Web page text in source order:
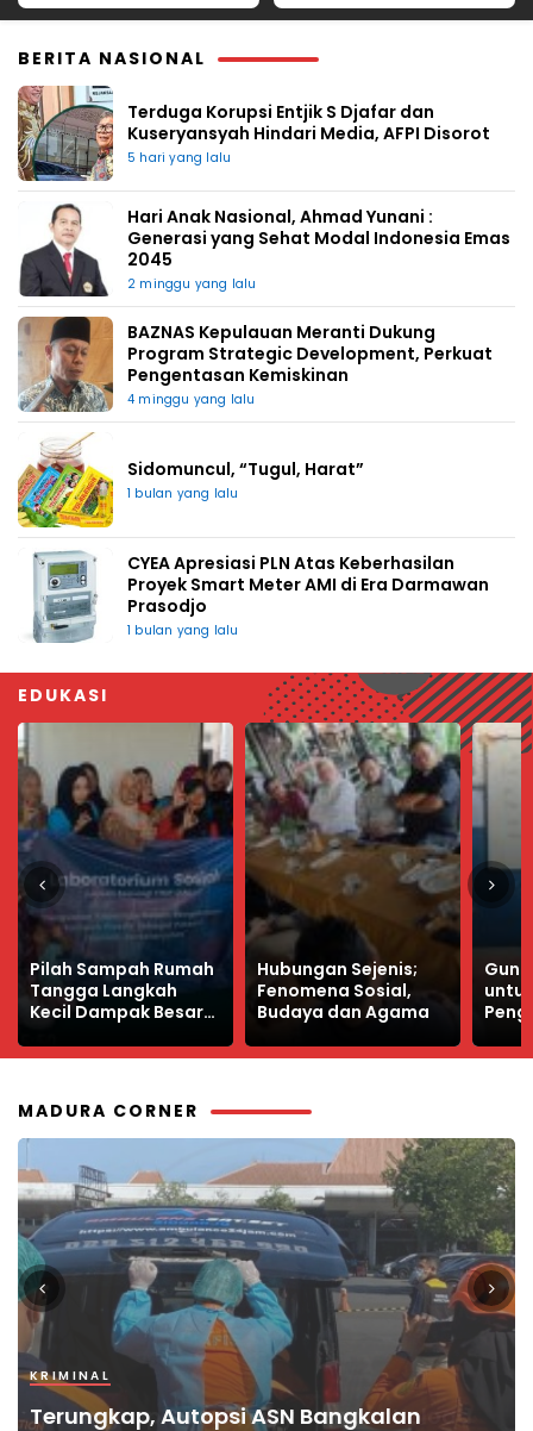
BERITA NASIONAL
Terduga Korupsi Entjik S Djafar dan
Kuseryansyah Hindari Media, AFPI Disorot
5 hari yang lalu
Hari Anak Nasional, Ahmad Yunani :
Generasi yang Sehat Modal Indonesia Emas
2045
2 minggu yang lalu
BAZNAS Kepulauan Meranti Dukung
Program Strategic Development, Perkuat
Pengentasan Kemiskinan
4 minggu yang lalu
Sidomuncul, “Tugul, Harat”
1 bulan yang lalu
CYEA Apresiasi PLN Atas Keberhasilan
Proyek Smart Meter AMI di Era Darmawan
Prasodjo
1 bulan yang lalu
EDUKASI
Hubungan Sejenis;
Fenomena Sosial,
Budaya dan Agama
Guna Materi PKWU
untuk SMK,
Pengantar Prakarya
Kelas XI
MADURA CORNER
KRIMINAL
Tertangkap Sudah, Ruly Sempat Upload
KRIMINAL
Terungkap, Autopsi ASN Bangkalan
PENDIDIKAN
Bangkalan Terbitkan Pedoman Pelayanan
TOKOH
POJOK MADURA